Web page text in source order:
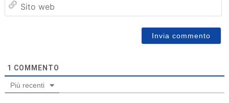
1 COMMENTO
Più recenti